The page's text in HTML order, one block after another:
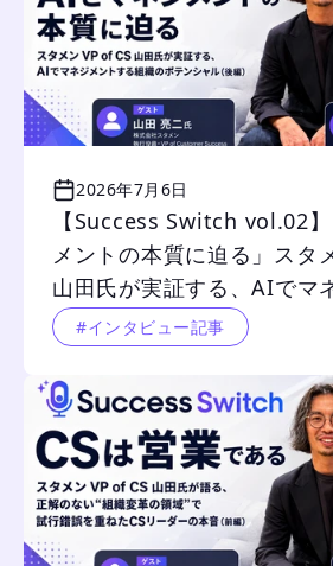
2026年7月6日
【Success Switch vol.02
メントの本質に迫る」スタ
山田氏が実証する、AIでマ
組織のポテンシャル（後編）
#インタビュー記事